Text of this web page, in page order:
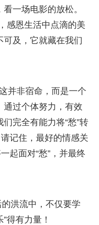
一场电影的放松。
感恩生活中点滴的美
可及，它就藏在我们
并非宿命，而是一个
通过个体努力，有效
完全有能力将“愁”转
记住，最好的情感关
起面对“愁”，并最终
洪流中，不仅要学
得有力量！